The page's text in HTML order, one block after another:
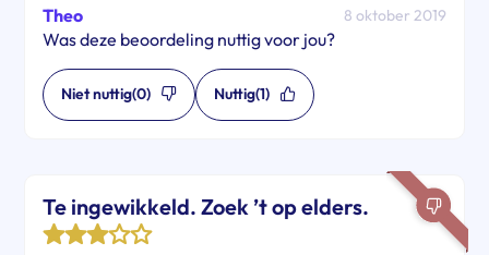
Theo 8 oktober 2019
Was deze beoordeling nuttig voor jou?
Niet nuttig(0) Nuttig(1)
Te ingewikkeld. Zoek ’t op elders.